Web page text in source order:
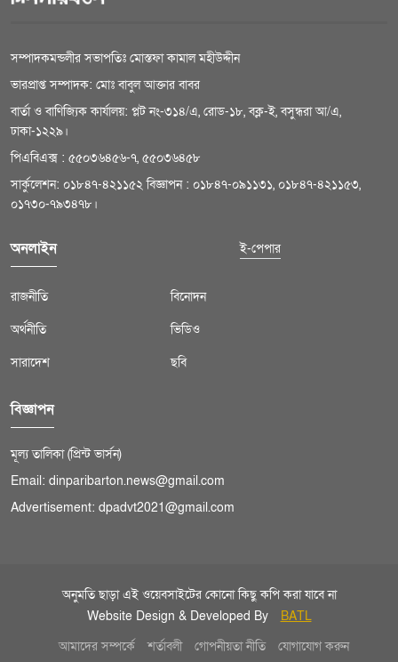
সম্পাদকমন্ডলীর সভাপতিঃ মোস্তফা কামাল মহীউদ্দীন
ভারপ্রাপ্ত সম্পাদক: মোঃ বাবুল আক্তার বাবর
বার্তা ও বাণিজ্যিক কার্যালয়: প্লট নং-৩১৪/এ, রোড-১৮, বক্ল-ই, বসুন্ধরা আ/এ,
ঢাকা-১২২৯।
পিএবিএক্স : ৫৫০৩৬৪৫৬-৭, ৫৫০৩৬৪৫৮
সার্কুলেশন: ০১৮৪৭-৪২১১৫২ বিজ্ঞাপন : ০১৮৪৭-০৯১১৩১, ০১৮৪৭-৪২১১৫৩,
০১৭৩০-৭৯৩৪৭৮।
অনলাইন ই-পেপার
রাজনীতি
অর্থনীতি
সারাদেশ
বিনোদন
ভিডিও
ছবি
বিজ্ঞাপন
মূল্য তালিকা (প্রিন্ট ভার্সন)
Email: dinparibarton.news@gmail.com
Advertisement: dpadvt2021@gmail.com
অনুমতি ছাড়া এই ওয়েবসাইটের কোনো কিছু কপি করা যাবে না
Website Design & Developed By
BATL
আমাদের সম্পর্কে
শর্তাবলী গোপনীয়তা নীতি যোগাযোগ করুন